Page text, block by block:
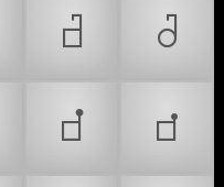
𝠆
𝠇
𝠋
𝠌